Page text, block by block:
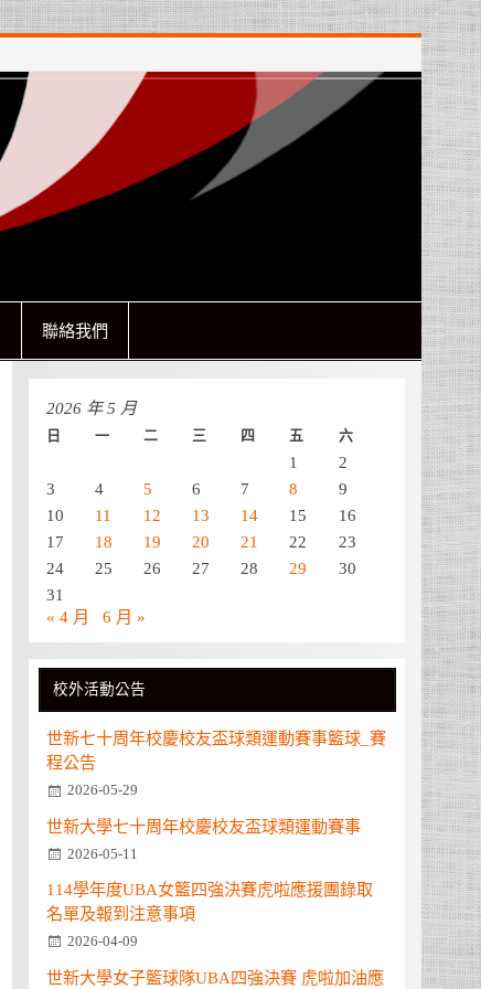
聯絡我們
2026 年 5 月
日 一 二 三 四 五 六
1
2
3
4 5 6 7 8
9
10
11 12 13 14 15
16
17
18 19 20 21 22
23
24
25 26 27 28 29
30
31
« 4 月
6 月 »
校外活動公告
世新七十周年校慶校友盃球類運動賽事籃球_賽
程公告
2026-05-29
世新大學七十周年校慶校友盃球類運動賽事
2026-05-11
114學年度UBA女籃四強決賽虎啦應援團錄取
名單及報到注意事項
2026-04-09
世新大學女子籃球隊UBA四強決賽 虎啦加油應